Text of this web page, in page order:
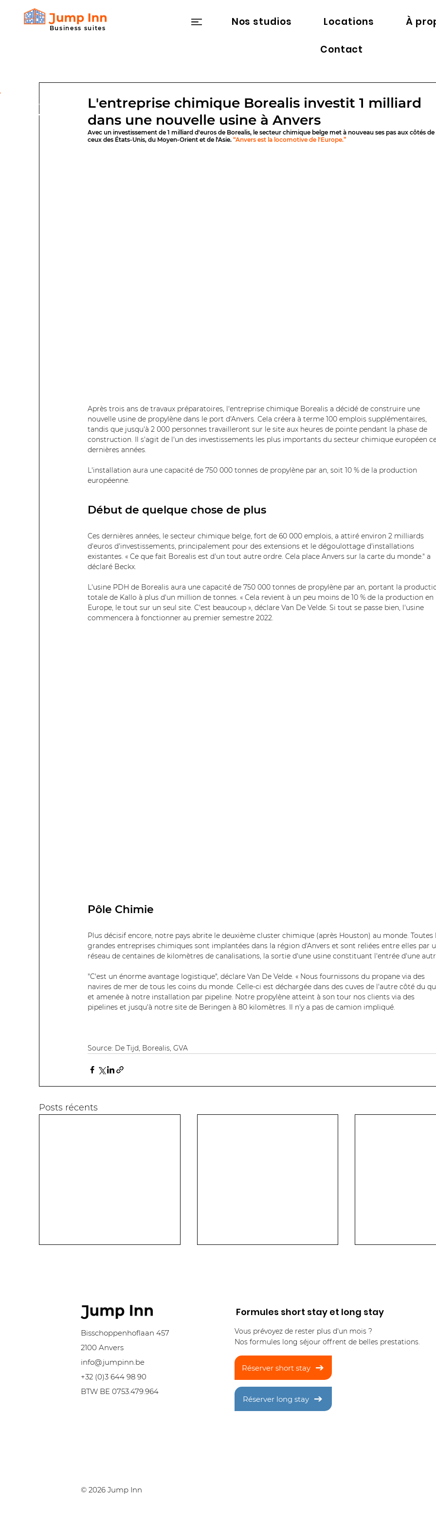
Ready to
Jump Inn?
Business suites Nos studios Locations À
Contact
L'entreprise chimique Borealis investit 1 milliard
dans une nouvelle usine à Anvers
Avec un investissement de 1 milliard d'euros de Borealis, le secteur chimique belge met à nouveau ses pas aux côtés de
ceux des États-Unis, du Moyen-Orient et de l'Asie. “Anvers est la locomotive de l'Europe.”
Après trois ans de travaux préparatoires, l'entreprise chimique Borealis a décidé de construire une
nouvelle usine de propylène dans le port d'Anvers. Cela créera à terme 100 emplois supplémentaires,
tandis que jusqu'à 2 000 personnes travailleront sur le site aux heures de pointe pendant la phase de
construction. Il s'agit de l'un des investissements les plus importants du secteur chimique européen
dernières années.
L'installation aura une capacité de 750 000 tonnes de propylène par an, soit 10 % de la production
européenne.
Début de quelque chose de plus
Ces dernières années, le secteur chimique belge, fort de 60 000 emplois, a attiré environ 2 milliards
d'euros d'investissements, principalement pour des extensions et le dégoulottage d'installations
existantes. « Ce que fait Borealis est d'un tout autre ordre. Cela place Anvers sur la carte du monde." a
déclaré Beckx.
L'usine PDH de Borealis aura une capacité de 750 000 tonnes de propylène par an, portant la
totale de Kallo à plus d'un million de tonnes. « Cela revient à un peu moins de 10 % de la production en
Europe, le tout sur un seul site. C'est beaucoup », déclare Van De Velde. Si tout se passe bien, l'usine
commencera à fonctionner au premier semestre 2022.
Pôle Chimie
Plus décisif encore, notre pays abrite le deuxième cluster chimique (après Houston) au monde. Toutes
grandes entreprises chimiques sont implantées dans la région d'Anvers et sont reliées entre elles par
réseau de centaines de kilomètres de canalisations, la sortie d'une usine constituant l'entrée d'une
"C'est un énorme avantage logistique", déclare Van De Velde. « Nous fournissons du propane via des
navires de mer de tous les coins du monde. Celle-ci est déchargée dans des cuves de l'autre côté du
et amenée à notre installation par pipeline. Notre propylène atteint à son tour nos clients via des
pipelines et jusqu'à notre site de Beringen à 80 kilomètres. Il n'y a pas de camion impliqué.
Source: De Tijd, Borealis, GVA
Posts récents
Le port d'Anvers reçoit
l'autorisation d'agrandir
272 hectares.
Projet INEOS ONE :
d'Anvers
Le port
Bisschoppenhoflaan 457
2100 Anvers
info@jumpinn.be
+32 (0)3 644 98 90
BTW BE 0753.479.964
© 2026 Jump Inn
Formules short stay et long stay
Vous prévoyez de rester plus d'un mois ?
Nos formules long séjour offrent de belles prestations.
Réserver short stay
Réserver long stay